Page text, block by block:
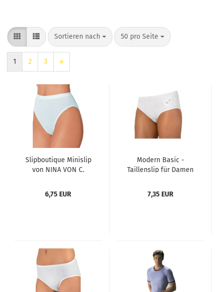
Sortieren nach 50 pro Seite
1 2 3 »
Slipboutique Minislip
von NINA VON C.
6,75 EUR
Modern Basic -
Taillenslip für Damen
7,35 EUR